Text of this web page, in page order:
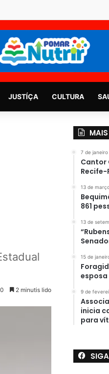
JUSTÍÇA CULTURA
0 2 minutis lido
7 de janeiro
Cantor
Recife-
13 de
861
13 de
15 de
esposa
9 de
inicia
para